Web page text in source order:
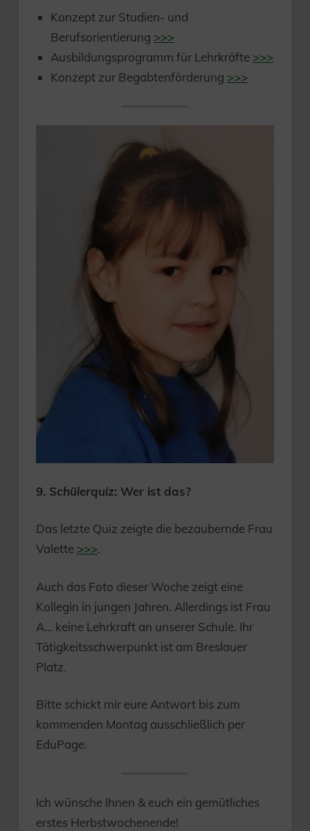
Konzept zur Studien- und
Berufsorientierung >>>
Ausbildungsprogramm für Lehrkräfte >>>
Konzept zur Begabtenförderung >>>
9. Schülerquiz: Wer ist das?
Das letzte Quiz zeigte die bezaubernde Frau
Valette >>>.
Auch das Foto dieser Woche zeigt eine
Kollegin in jungen Jahren. Allerdings ist Frau
A… keine Lehrkraft an unserer Schule. Ihr
Tätigkeitsschwerpunkt ist am Breslauer
Platz.
Bitte schickt mir eure Antwort bis zum
kommenden Montag ausschließlich per
EduPage.
Ich wünsche Ihnen & euch ein gemütliches
erstes Herbstwochenende!